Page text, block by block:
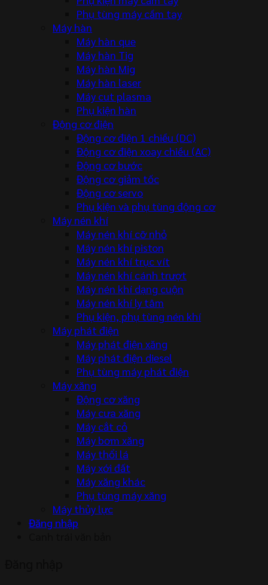
Phụ tùng máy cầm tay
Máy hàn
Máy hàn que
Máy hàn Tig
Máy hàn Mig
Máy hàn laser
Máy cut plasma
Phụ kiện hàn
Động cơ điện
Động cơ điện 1 chiều (DC)
Động cơ điện xoay chiều (AC)
Động cơ bước
Động cơ giảm tốc
Động cơ servo
Phụ kiện và phụ tùng động cơ
Máy nén khí
Máy nén khí cỡ nhỏ
Máy nén khí piston
Máy nén khí trục vít
Máy nén khí cánh trượt
Máy nén khí dạng cuộn
Máy nén khí ly tâm
Phụ kiện, phụ tùng nén khí
Máy phát điện
Máy phát điện xăng
Máy phát điện diesel
Phụ tùng máy phát điện
Máy xăng
Động cơ xăng
Máy cưa xăng
Máy cắt cỏ
Máy bơm xăng
Máy thổi lá
Máy xới đất
Máy xăng khác
Phụ tùng máy xăng
Máy thủy lực
Đăng nhập